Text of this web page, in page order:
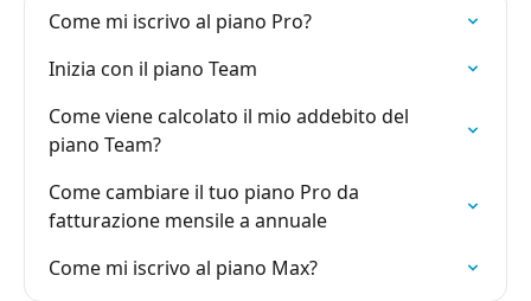
Come mi iscrivo al piano Pro?
Inizia con il piano Team
Come viene calcolato il mio addebito del
piano Team?
Come cambiare il tuo piano Pro da
fatturazione mensile a annuale
Come mi iscrivo al piano Max?